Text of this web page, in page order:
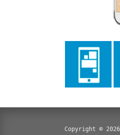
Copyright ©